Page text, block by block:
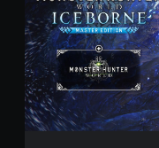
r
E
d
i
t
i
o